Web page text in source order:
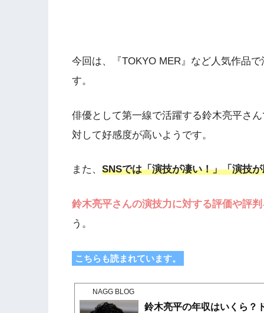
今回は、『TOKYO MER』など人気作品で
す。
俳優として第一線で活躍する鈴木亮平さ
対して好感度が高いようです。
また、 SNSでは「演技が凄い！」「演技
鈴木亮平さんの演技力に対する評価や評判
う。
こちらも読まれています。
NAGG BLOG
鈴木亮平の年収はいくら？